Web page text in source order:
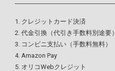
クレジットカード決済
代金引換（代引き手数料別途要）
コンビニ支払い（手数料無料）
Amazon Pay
オリコWebクレジット